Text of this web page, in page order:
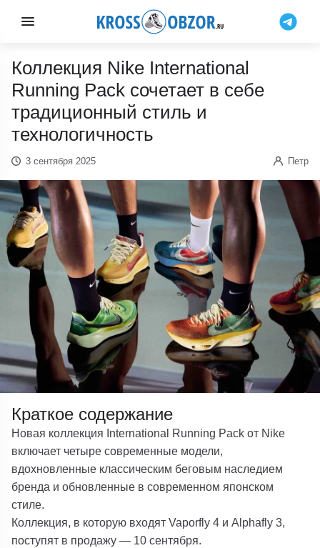
Коллекция Nike International
Running Pack сочетает в себе
традиционный стиль и
технологичность
3 сентября 2025 Петр
Краткое содержание
Новая коллекция International Running Pack от Nike
включает четыре современные модели,
вдохновленные классическим беговым наследием
бренда и обновленные в современном японском
стиле.
Коллекция, в которую входят Vaporfly 4 и Alphafly 3,
поступят в продажу — 10 сентября.